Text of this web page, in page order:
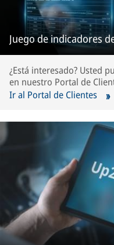
Juego de indicadores
¿Está interesado? Usted
en nuestro Portal de
Ir al Portal de Clientes